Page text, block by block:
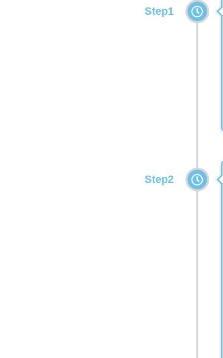
Step1
Step2